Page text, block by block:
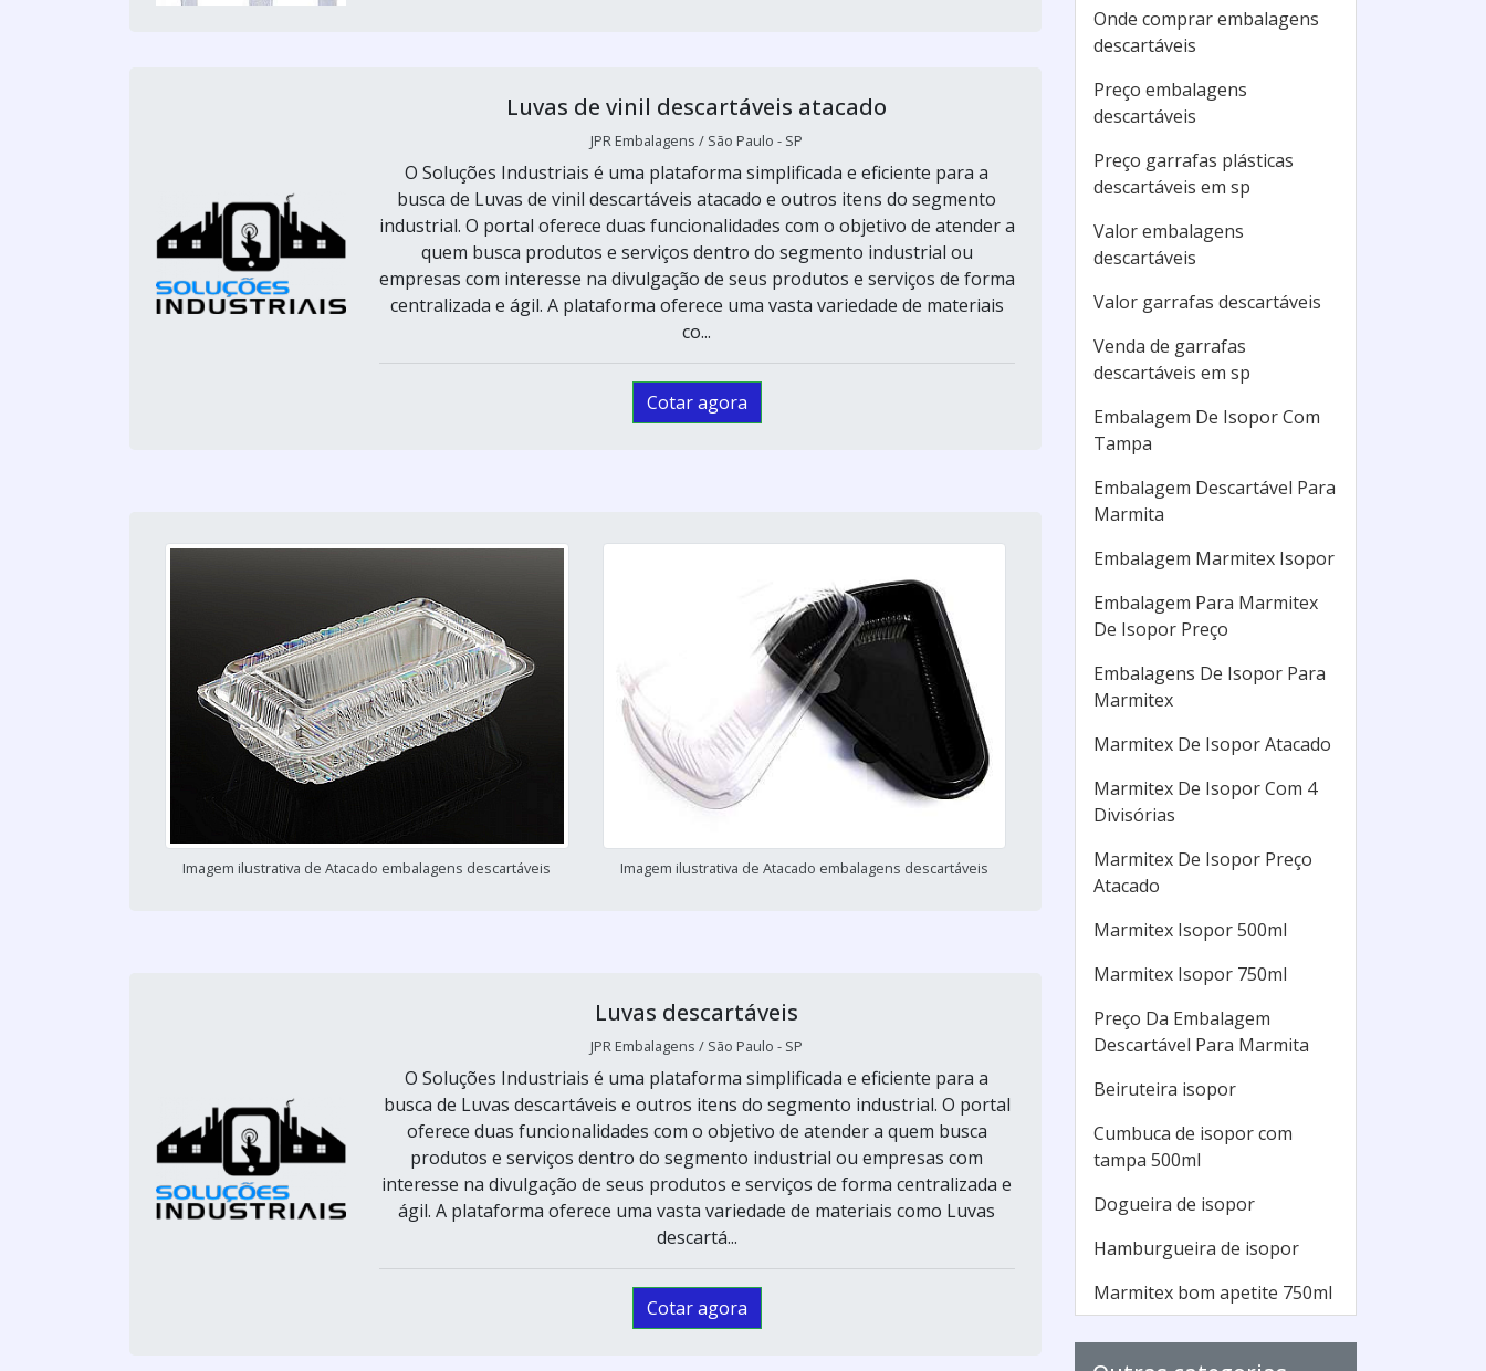
Luvas de vinil descartáveis atacado
JPR Embalagens / São Paulo - SP
O Soluções Industriais é uma plataforma simplificada e eficiente para a
busca de Luvas de vinil descartáveis atacado e outros itens do segmento
industrial. O portal oferece duas funcionalidades com o objetivo de atender a
quem busca produtos e serviços dentro do segmento industrial ou
empresas com interesse na divulgação de seus produtos e serviços de forma
centralizada e ágil. A plataforma oferece uma vasta variedade de materiais
co...
Cotar agora
Imagem ilustrativa de Atacado embalagens descartáveis Imagem ilustrativa de Atacado embalagens descartáveis
Luvas descartáveis
JPR Embalagens / São Paulo - SP
O Soluções Industriais é uma plataforma simplificada e eficiente para a
busca de Luvas descartáveis e outros itens do segmento industrial. O portal
oferece duas funcionalidades com o objetivo de atender a quem busca
produtos e serviços dentro do segmento industrial ou empresas com
interesse na divulgação de seus produtos e serviços de forma centralizada e
ágil. A plataforma oferece uma vasta variedade de materiais como Luvas
descartá...
Cotar agora
Onde comprar embalagens
descartáveis
Preço embalagens
descartáveis
Preço garrafas plásticas
descartáveis em sp
Valor embalagens
descartáveis
Valor garrafas descartáveis
Venda de garrafas
descartáveis em sp
Embalagem De Isopor Com
Tampa
Embalagem Descartável Para
Marmita
Embalagem Marmitex Isopor
Embalagem Para Marmitex
De Isopor Preço
Embalagens De Isopor Para
Marmitex
Marmitex De Isopor Atacado
Marmitex De Isopor Com 4
Divisórias
Marmitex De Isopor Preço
Atacado
Marmitex Isopor 500ml
Marmitex Isopor 750ml
Preço Da Embalagem
Descartável Para Marmita
Beiruteira isopor
Cumbuca de isopor com
tampa 500ml
Dogueira de isopor
Hamburgueira de isopor
Marmitex bom apetite 750ml